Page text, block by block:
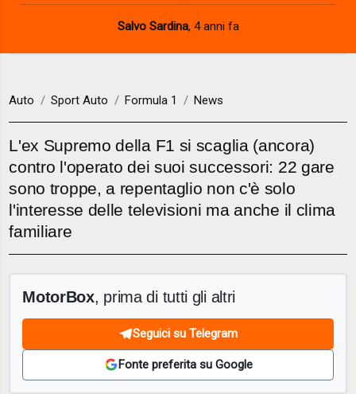
Salvo Sardina, 4 anni fa
Auto Sport Auto Formula 1 News
L'ex Supremo della F1 si scaglia (ancora)
contro l'operato dei suoi successori: 22 gare
sono troppe, a repentaglio non c'è solo
l'interesse delle televisioni ma anche il clima
familiare
MotorBox, prima di tutti gli altri
Seguici su Telegram
Fonte preferita su Google